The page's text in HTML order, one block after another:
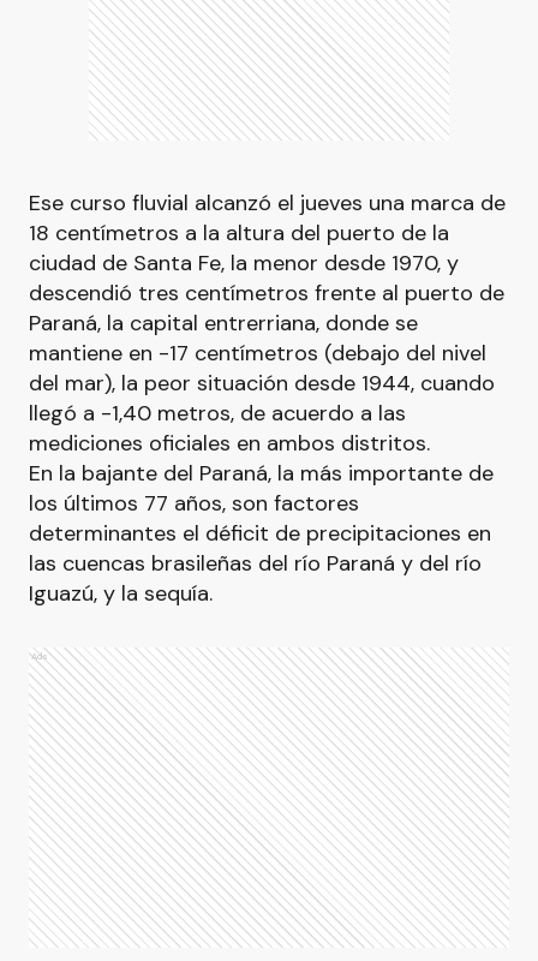
Ese curso fluvial alcanzó el jueves una marca de
18 centímetros a la altura del puerto de la
ciudad de Santa Fe, la menor desde 1970, y
descendió tres centímetros frente al puerto de
Paraná, la capital entrerriana, donde se
mantiene en -17 centímetros (debajo del nivel
del mar), la peor situación desde 1944, cuando
llegó a -1,40 metros, de acuerdo a las
mediciones oficiales en ambos distritos.
En la bajante del Paraná, la más importante de
los últimos 77 años, son factores
determinantes el déficit de precipitaciones en
las cuencas brasileñas del río Paraná y del río
Iguazú, y la sequía.
Ads